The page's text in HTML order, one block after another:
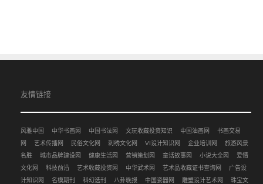
友情链接
风雅中国 中华书画网 中国书法网 文玩收藏投资知识 中国油画网
书画交易
网
艺术传播网 民俗文化网 刺绣文化网 VI设计知识网 企业培训网
旅游风景
名胜
城市品牌建设网 健康生活网 营销策划网 童话故事网 小说大全网
爱情
文化网
科技前沿 艺术收藏投资网 中华武术网 艺术品收藏证书查询网
广告设
计知识网
名模期刊 科幻选刊 八卦晚报 中国瓷器网 雕塑设计艺术网 珠宝文